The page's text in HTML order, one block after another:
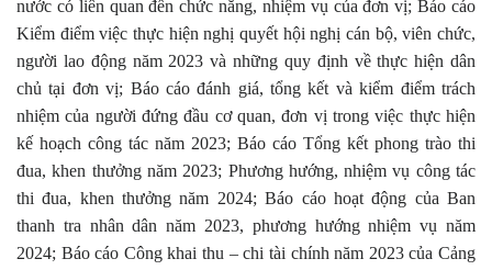
nước có liên quan đến chức năng, nhiệm vụ của đơn vị; Báo cáo
Kiểm điểm việc thực hiện nghị quyết hội nghị cán bộ, viên chức,
người lao động năm 2023 và những quy định về thực hiện dân
chủ tại đơn vị; Báo cáo đánh giá, tổng kết và kiểm điểm trách
nhiệm của người đứng đầu cơ quan, đơn vị trong việc thực hiện
kế hoạch công tác năm 2023; Báo cáo Tổng kết phong trào thi
đua, khen thưởng năm 2023; Phương hướng, nhiệm vụ công tác
thi đua, khen thưởng năm 2024; Báo cáo hoạt động của Ban
thanh tra nhân dân năm 2023, phương hướng nhiệm vụ năm
2024; Báo cáo Công khai thu – chi tài chính năm 2023 của Cảng